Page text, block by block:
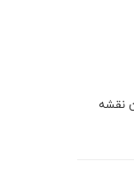
نقشه